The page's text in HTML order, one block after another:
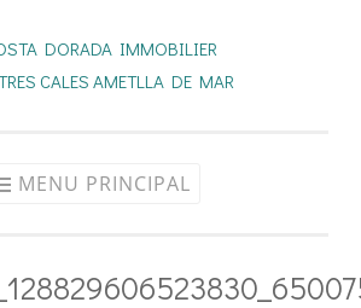
MENU PRINCIPAL